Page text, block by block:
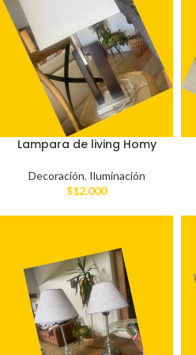
Lampara de living Homy
Decoración, Iluminación
$12.000